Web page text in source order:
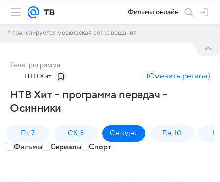
Фильмы онлайн
* транслируется московская сетка вещания
Телепрограмма
НТВ Хит (Сменить регион)
НТВ Хит – программа передач –
Осинники
Пт, 7 Сб, 8 Сегодня Пн, 10
Фильмы Сериалы Спорт